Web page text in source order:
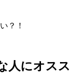
？！
人にオスス